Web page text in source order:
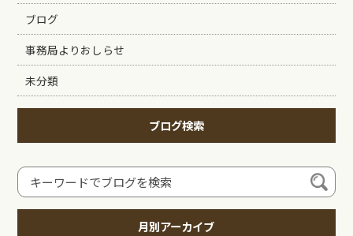
ブログ
事務局よりおしらせ
未分類
ブログ検索
月別アーカイブ